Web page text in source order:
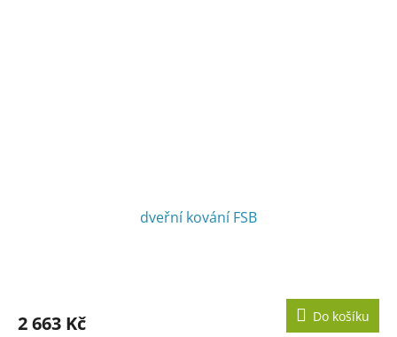
dveřní kování FSB
2 663 Kč Do košíku